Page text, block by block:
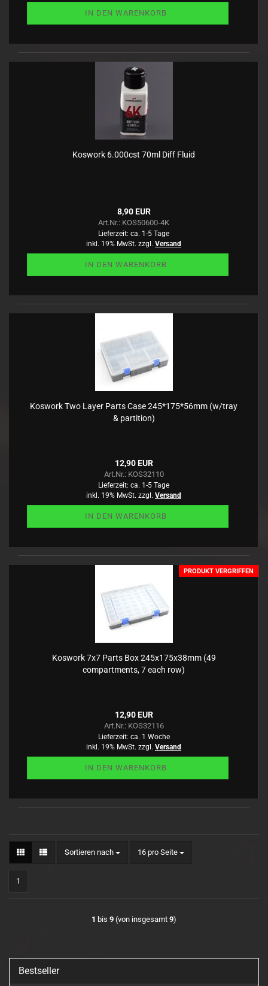
IN DEN WARENKORB
Koswork 6.000cst 70ml Diff Fluid
8,90 EUR
Art.Nr.: KOS50600-4K
Lieferzeit: ca. 1-5 Tage
inkl. 19% MwSt. zzgl. Versand
IN DEN WARENKORB
Koswork Two Layer Parts Case 245*175*56mm (w/tray
& partition)
12,90 EUR
Art.Nr.: KOS32110
Lieferzeit: ca. 1-5 Tage
inkl. 19% MwSt. zzgl. Versand
IN DEN WARENKORB
PRODUKT VERGRIFFEN
Koswork 7x7 Parts Box 245x175x38mm (49
compartments, 7 each row)
12,90 EUR
Art.Nr.: KOS32116
Lieferzeit: ca. 1 Woche
inkl. 19% MwSt. zzgl. Versand
IN DEN WARENKORB
Sortieren nach
Sortieren nach 16 pro Seite
pro Seite
1
1 bis 9 (von insgesamt 9)
Bestseller